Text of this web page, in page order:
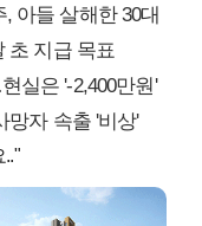
아들 살해한 30대
초 지급 목표
실은 '-2,400만원'
망자 속출 '비상'
.."